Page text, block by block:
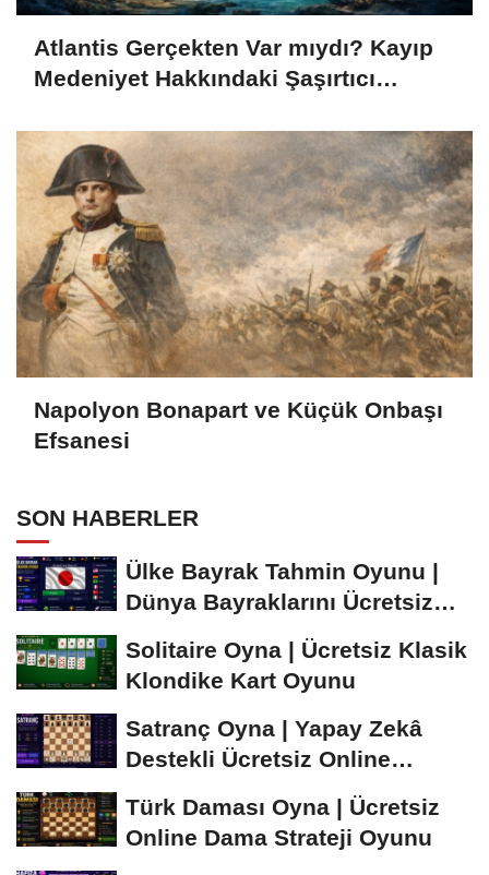
Atlantis Gerçekten Var mıydı? Kayıp
Medeniyet Hakkındaki Şaşırtıcı
Napolyon Bonapart ve Küçük Onbaşı
Efsanesi
SON HABERLER
Ülke Bayrak Tahmin Oyunu |
Dünya Bayraklarını Ücretsiz
Solitaire Oyna | Ücretsiz Klasik
Klondike Kart Oyunu
Satranç Oyna | Yapay Zekâ
Destekli Ücretsiz Online
Türk Daması Oyna | Ücretsiz
Online Dama Strateji Oyunu